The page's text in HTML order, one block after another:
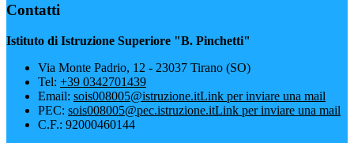
Contatti
Istituto di Istruzione Superiore "B. Pinchetti"
Via Monte Padrio, 12 - 23037 Tirano (SO)
Tel: +39 0342701439
Email: sois008005@istruzione.itLink per inviare una mail
PEC: sois008005@pec.istruzione.itLink per inviare una mail
C.F.: 92000460144